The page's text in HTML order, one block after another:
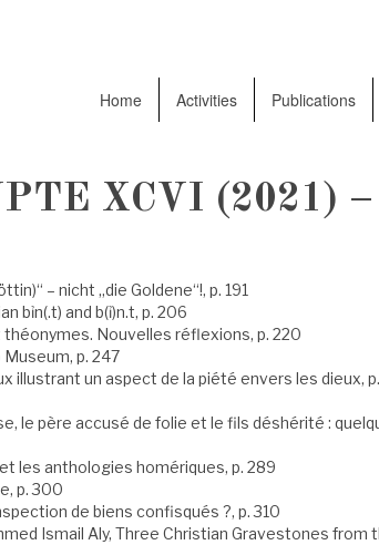
Home Activities Publications
XCVI (2021) –
– nicht „die Goldene“!, p. 191
bỉn(.t) and b(ỉ)n.t, p. 206
Nouvelles réflexions, p. 220
p. 247
illustrant un aspect de la piété envers les dieux,
le père accusé de folie et le fils déshérité :
et les anthologies homériques, p. 289
p. 300
de biens confisqués ?, p. 310
Ismail Aly, Three Christian Gravestones from